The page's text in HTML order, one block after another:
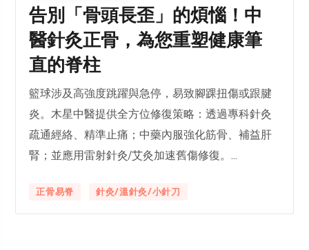
告別「骨頭長歪」的煩惱！中
醫針灸正骨，為您重塑健康筆
直的脊柱
籃球涉及高強度跳躍與急停，易致腳踝扭傷或跟腱
炎。木星中醫提供全方位修復策略：透過專科針灸
疏通經絡、精準止痛；中藥內服強化筋骨、補益肝
腎；並應用雷射針灸/艾灸加速舊傷修復。...
正骨易脊 針灸/溫針灸/小針刀